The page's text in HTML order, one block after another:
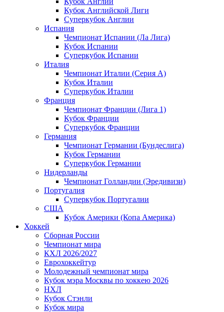
Кубок Английской Лиги
Суперкубок Англии
Испания
Чемпионат Испании (Ла Лига)
Кубок Испании
Суперкубок Испании
Италия
Чемпионат Италии (Серия А)
Кубок Италии
Суперкубок Италии
Франция
Чемпионат Франции (Лига 1)
Кубок Франции
Суперкубок Франции
Германия
Чемпионат Германии (Бундеслига)
Кубок Германии
Суперкубок Германии
Нидерланды
Чемпионат Голландии (Эредивизи)
Португалия
Суперкубок Португалии
США
Кубок Америки (Копа Америка)
Хоккей
Сборная России
Чемпионат мира
КХЛ 2026/2027
Еврохоккейтур
Молодежный чемпионат мира
Кубок мэра Москвы по хоккею 2026
НХЛ
Кубок Стэнли
Кубок мира